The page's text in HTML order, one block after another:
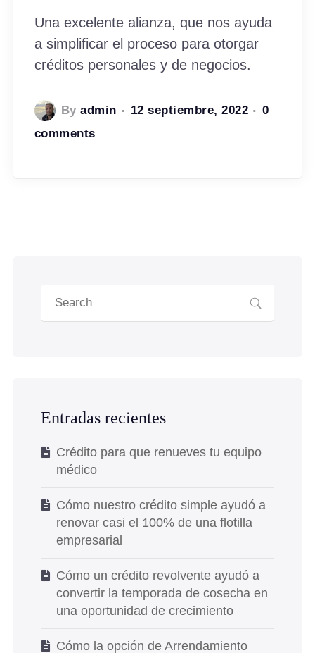
Una excelente alianza, que nos ayuda
a simplificar el proceso para otorgar
créditos personales y de negocios.
Byadmin 12 septiembre, 2022
0
comments
Entradas recientes
Crédito para que renueves tu equipo
médico
Cómo nuestro crédito simple ayudó a
renovar casi el 100% de una flotilla
empresarial
Cómo un crédito revolvente ayudó a
convertir la temporada de cosecha en
una oportunidad de crecimiento
Cómo la opción de Arrendamiento